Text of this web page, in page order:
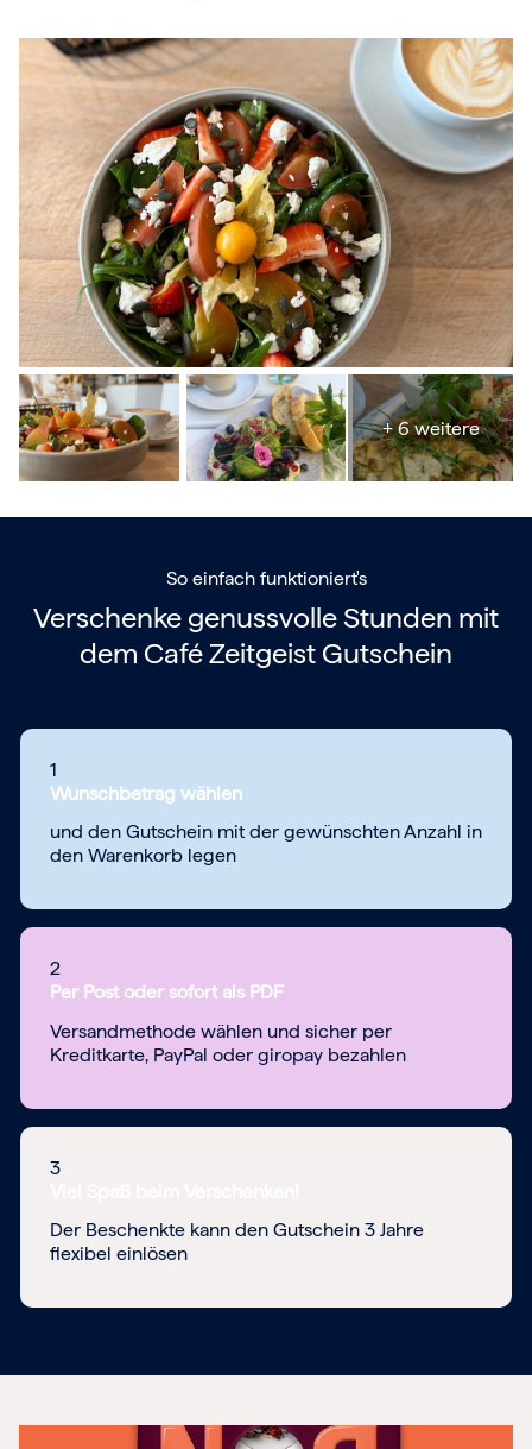
+ 6 weitere
So einfach funktioniert's
Verschenke genussvolle Stunden mit
dem Café Zeitgeist Gutschein
1
Wunschbetrag wählen
und den Gutschein mit der gewünschten Anzahl in
den Warenkorb legen
2
Per Post oder sofort als PDF
Versandmethode wählen und sicher per
Kreditkarte, PayPal oder giropay bezahlen
3
Der Beschenkte kann den Gutschein 3 Jahre
flexibel einlösen